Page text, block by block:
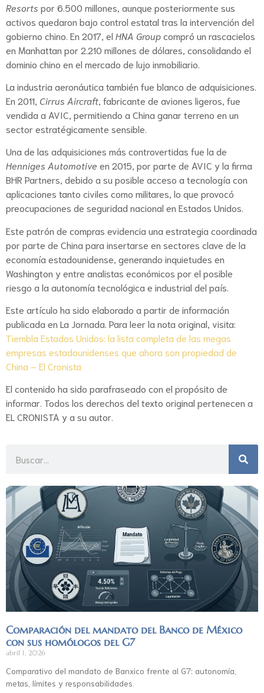
Resorts por 6.500 millones, aunque posteriormente sus
activos quedaron bajo control estatal tras la intervención del
gobierno chino. En 2017, el HNA Groupcompró un rascacielos
en Manhattan por 2.210 millones de dólares, consolidando el
dominio chino en el mercado de lujo inmobiliario.
La industria aeronáutica también fue blanco de adquisiciones.
En 2011, Cirrus Aircraft , fabricante de aviones ligeros, fue
vendida a AVIC, permitiendo a China ganar terreno en un
sector estratégicamente sensible.
Una de las adquisiciones más controvertidas fue la de
Henniges Automotive en 2015, por parte de AVIC y la firma
BHR Partners, debido a su posible acceso a tecnología con
aplicaciones tanto civiles como militares, lo que provocó
preocupaciones de seguridad nacional en Estados Unidos.
Este patrón de compras evidencia una estrategia coordinada
por parte de China para insertarse en sectores clave de la
economía estadounidense, generando inquietudes en
Washington y entre analistas económicos por el posible
riesgo a la autonomía tecnológica e industrial del país.
Este artículo ha sido elaborado a partir de información
publicada en La Jornada. Para leer la nota original, visita:
Tiembla Estados Unidos: la lista completa de las megas
empresas estadounidenses que ahora son propiedad de
China – El Cronista
El contenido ha sido parafraseado con el propósito de
informar. Todos los derechos del texto original pertenecen a
EL CRONISTA y a su autor.
Comparación del mandato del Banco de México
con sus homólogos del G7
abril 1, 2026
Comparativo del mandato de Banxico frente al G7: autonomía,
metas, límites y responsabilidades.